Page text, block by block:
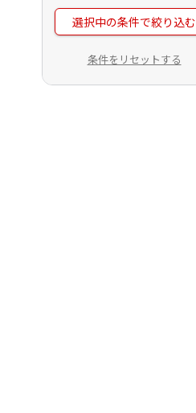
選択中の条件で絞り込む
条件をリセットする